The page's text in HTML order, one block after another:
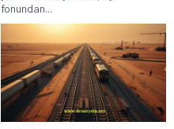
fonundan...